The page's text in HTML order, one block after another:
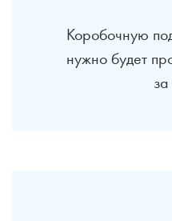
Коробочную
нужно будет